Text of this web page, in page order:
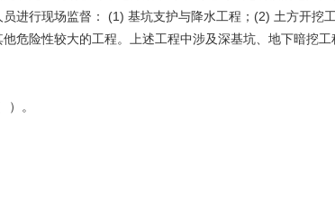
进行现场监督： (1) 基坑支护与降水工程；(2) 土方开挖
险性较大的工程。上述工程中涉及深基坑、地下暗挖
。